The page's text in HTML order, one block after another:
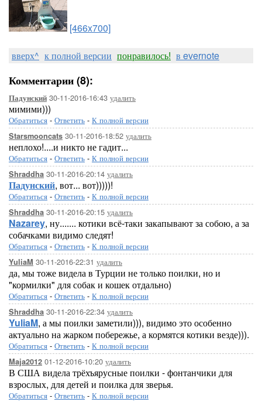
[466x700]
вверх^ к полной версии понравилось! в evernote
Комментарии (8):
Падунский 30-11-2016-16:43 удалить
мимими)))
Обратиться - Ответить - К полной версии
Starsmooncats 30-11-2016-18:52 удалить
неплохо!....и никто не гадит...
Обратиться - Ответить - К полной версии
Shraddha 30-11-2016-20:14 удалить
Падунский, вот... вот)))))!
Обратиться - Ответить - К полной версии
Shraddha 30-11-2016-20:15 удалить
Nazarey, ну....... котики всё-таки закапывают за собою, а за
собачками видимо следят!
Обратиться - Ответить - К полной версии
YuliaM 30-11-2016-22:31 удалить
да, мы тоже видела в Турции не только поилки, но и
"кормилки" для собак и кошек отдально)
Обратиться - Ответить - К полной версии
Shraddha 30-11-2016-22:34 удалить
YuliaM, а мы поилки заметили))), видимо это особенно
актуально на жарком побережье, а кормятся котики везде))).
Обратиться - Ответить - К полной версии
Maja2012 01-12-2016-10:20 удалить
В США видела трёхъярусные поилки - фонтанчики для
взрослых, для детей и поилка для зверья.
Обратиться - Ответить - К полной версии